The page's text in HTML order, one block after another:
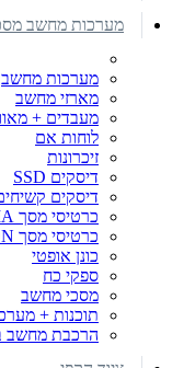
מערכות מחשב
מערכות מחשב
מארזי מחשב
מעבדים +
לוחות אם
זיכרונות
דיסקים SSD
דיסקים
כרטיסי מסך NVIDIA
כרטיסי מסך RADEON
כונן אופטי
ספקי כח
מסכי מחשב
תוכנות +
הרכבת מחשב